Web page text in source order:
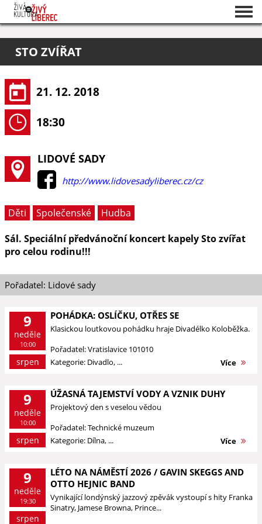
O projektu
Pořadatelé
STO ZVÍŘAT
21. 12. 2018
18:30
LIDOVÉ SADY
http://www.lidovesadyliberec.cz/cz
Děti Společenské
Hudba
Sál. Speciální předvánoční koncert kapely Sto zvířat
pro celou rodinu!!!
Pořadatel: Lidové sady
9
neděle
10:00
srpen
POHÁDKA: OSLÍČKU, OTŘES SE
Klasickou loutkovou pohádku hraje Divadélko Koloběžka.
Pořadatel: Vratislavice 101010
Kategorie: Divadlo, ...
Více
9
neděle
10:00
srpen
ÚŽASNÁ TAJEMSTVÍ VODY A VZNIK DUHY
Projektový den s veselou vědou
Pořadatel: Technické muzeum
Kategorie: Dílna, ...
Více
9
neděle
19:30
srpen
LÉTO NA NÁMĚSTÍ 2026 / GAVIN SKEGGS AND
OTTO HEJNIC BAND
Vynikající londýnský jazzový zpěvák vystoupí s hity Franka
Sinatry, Jamese Browna, Prince...